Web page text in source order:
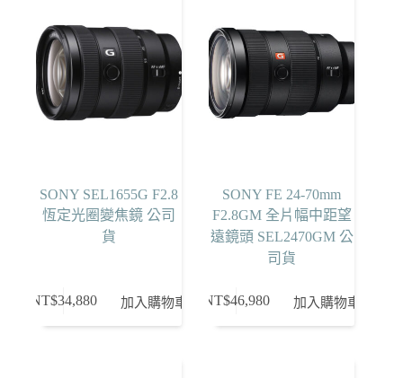
SONY SEL1655G F2.8
恆定光圈變焦鏡 公司
貨
NT$34,880 加入購物車
SONY FE 24-70mm
F2.8GM 全片幅中距望
遠鏡頭 SEL2470GM 公
司貨
NT$46,980 加入購物車